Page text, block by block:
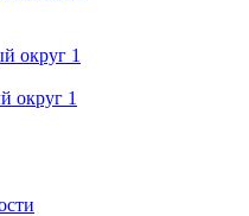
округ 1
округ 1